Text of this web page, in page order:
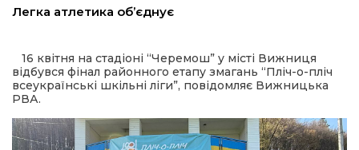
холєра, шо вповідає
Героям!
Легка атлетика об’єднує
16 квітня на стадіоні “Черемош” у місті Вижниця
відбувся фінал районного етапу змагань “Пліч-о-пліч
всеукраїнські шкільні ліги”, повідомляє Вижницька
РВА.